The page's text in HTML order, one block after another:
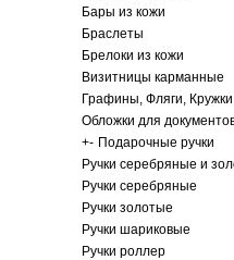
Бары из кожи
Браслеты
Брелоки из кожи
Визитницы карманные
Графины, Фляги, Кружки
Обложки для
+- Подарочные ручки
Ручки серебряные и
Ручки серебряные
Ручки золотые
Ручки шариковые
Ручки роллер